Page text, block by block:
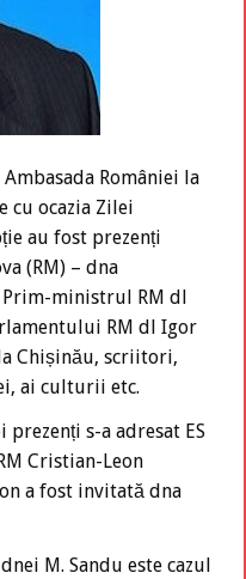
României la
cu ocazia Zilei
au fost prezenți
(RM) – dna
ministrul RM dl
RM dl Igor
Chișinău, scriitori,
ai culturii etc.
s-a adresat ES
Cristian-Leon
a fost invitată dna
M. Sandu este cazul